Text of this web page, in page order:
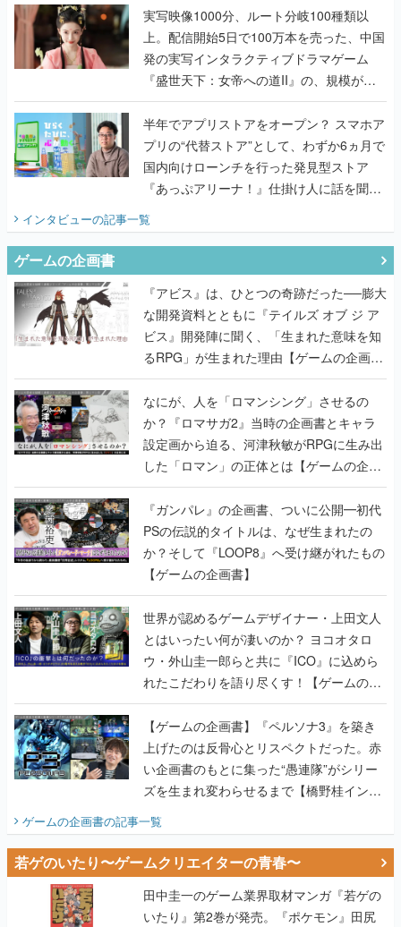
んだレジェンド2人に訊く開発秘話
実写映像1000分、ルート分岐100種類以
上。配信開始5日で100万本を売った、中国
発の実写インタラクティブドラマゲーム
『盛世天下：女帝への道II』の、規模が違
うこだわりをプロデューサーに聞いた
半年でアプリストアをオープン？ スマホア
プリの“代替ストア”として、わずか6ヵ月で
国内向けローンチを行った発見型ストア
『あっぷアリーナ！』仕掛け人に話を聞い
インタビューの記事一覧
ゲームの企画書
『アビス』は、ひとつの奇跡だった──膨大
な開発資料とともに『テイルズ オブ ジ ア
ビス』開発陣に聞く、「生まれた意味を知
るRPG」が生まれた理由【ゲームの企画
書】
なにが、人を「ロマンシング」させるの
か？『ロマサガ2』当時の企画書とキャラ
設定画から迫る、河津秋敏がRPGに生み出
した「ロマン」の正体とは【ゲームの企画
書】
『ガンパレ』の企画書、ついに公開━初代
PSの伝説的タイトルは、なぜ生まれたの
か？そして『LOOP8』へ受け継がれたもの
【ゲームの企画書】
世界が認めるゲームデザイナー・上田文人
とはいったい何が凄いのか？ ヨコオタロ
ウ・外山圭一郎らと共に『ICO』に込めら
れたこだわりを語り尽くす！【ゲームの企
画書】
【ゲームの企画書】『ペルソナ3』を築き
上げたのは反骨心とリスペクトだった。赤
い企画書のもとに集った“愚連隊”がシリー
ズを生まれ変わらせるまで【橋野桂インタ
ゲームの企画書の記事一覧
若ゲのいたり〜ゲームクリエイターの青春〜
田中圭一のゲーム業界取材マンガ『若ゲの
いたり』第2巻が発売。『ポケモン』田尻